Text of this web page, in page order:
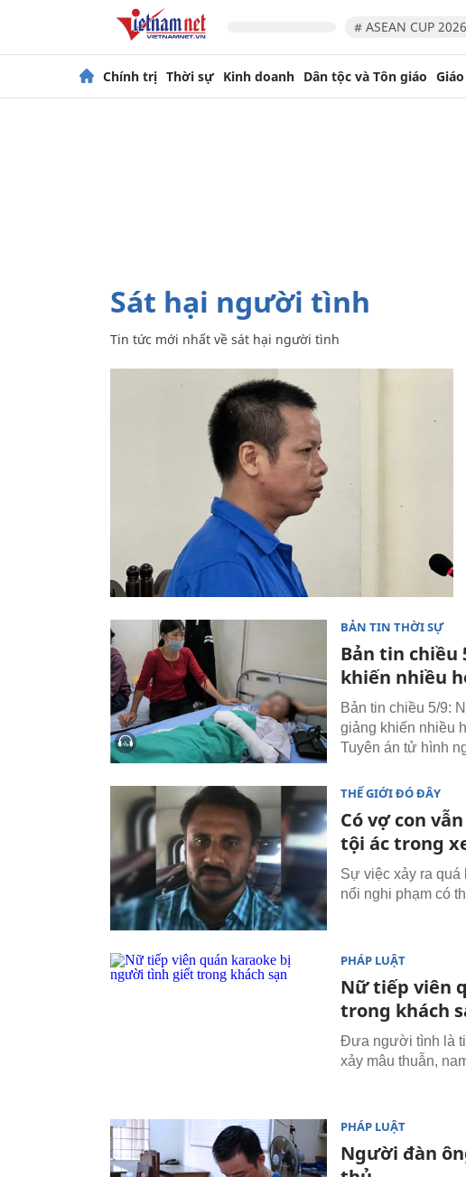
# ASEAN CUP 2026
Chính trị Thời sự Kinh doanh Dân tộc và Tôn giáo
sát hại người tình
Tin tức mới nhất về sát hại người tình
BẢN TIN THỜI SỰ
Bản tin chiều
khiến nhiều
Bản tin chiều 5/9:
giảng khiến nhiều
Tuyên án tử hình
THẾ GIỚI ĐÓ ĐÂY
Có vợ con
tội ác trong
Sự việc xảy ra quá
nổi nghi phạm có
PHÁP LUẬT
Nữ tiếp viên
trong khách
Đưa người tình là
xảy mâu thuẫn,
PHÁP LUẬT
Người đàn